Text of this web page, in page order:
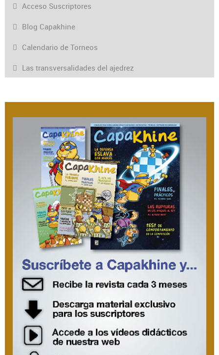
Acceso Suscriptores
Blog Capakhine
Calendario de Torneos
Las transversalidades del ajedrez